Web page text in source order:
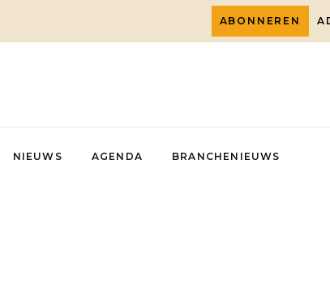
ABONNEREN
NIEUWS AGENDA BRANCHENIEUWS